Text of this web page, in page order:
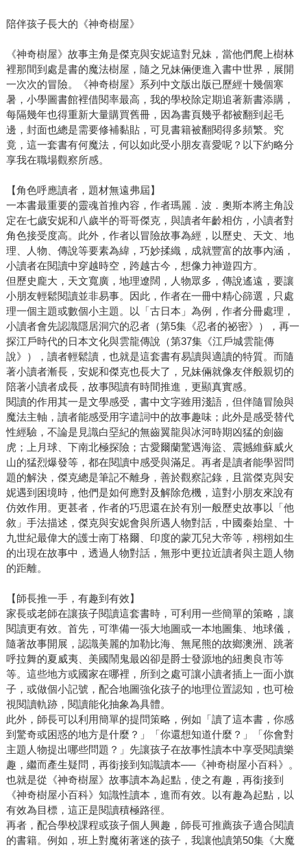
陪伴孩子長大的《神奇樹屋》
《神奇樹屋》故事主角是傑克與安妮這對兄妹，當他們爬上樹林
裡那間到處是書的魔法樹屋，隨之兄妹倆便進入書中世界，展開
一次次的冒險。《神奇樹屋》系列中文版出版已歷經十幾個寒
暑，小學圖書館裡借閱率最高，我的學校除定期追著新書添購，
每隔幾年也得重新大量購買舊冊，因為書頁幾乎都被翻到起毛
邊，封面也總是需要修補黏貼，可見書籍被翻閱得多頻繁。究
竟，這一套書有何魔法，何以如此受小朋友喜愛呢？以下約略分
享我在職場觀察所感。
【角色呼應讀者，題材無遠弗屆】
一本書最重要的靈魂首推內容，作者瑪麗．波．奧斯本將主角設
定在七歲安妮和八歲半的哥哥傑克，與讀者年齡相仿，小讀者對
角色接受度高。此外，作者以冒險故事為經，以歷史、天文、地
理、人物、傳說等要素為緯，巧妙揉織，成就豐富的故事內涵，
小讀者在閱讀中穿越時空，跨越古今，想像力神遊四方。
但歷史龐大，天文寬廣，地理遼闊，人物眾多，傳說遙遠，要讓
小朋友輕鬆閱讀並非易事。因此，作者在一冊中精心篩選，只處
理一個主題或數個小主題。以「古日本」為例，作者分冊處理，
小讀者會先認識隱居洞穴的忍者（第5集《忍者的祕密》），再一
探江戶時代的日本文化與雲龍傳說（第37集《江戶城雲龍傳
說》），讀者輕鬆讀，也就是這套書有易讀與適讀的特質。而隨
著小讀者漸長，安妮和傑克也長大了，兄妹倆就像友伴般親切的
陪著小讀者成長，故事閱讀有時間推進，更顯真實感。
閱讀的作用其一是文學感受，書中文字雖用淺語，但伴隨冒險與
魔法主軸，讀者能感受用字遣詞中的故事趣味；此外是感受替代
性經驗，不論是見識白堊紀的無齒翼龍與冰河時期凶猛的劍齒
虎；上月球、下南北極探險；古愛爾蘭驚遇海盜、震撼維蘇威火
山的猛烈爆發等，都在閱讀中感受與滿足。再者是讀者能學習問
題的解決，傑克總是筆記不離身，善於觀察記錄，且當傑克與安
妮遇到困境時，他們是如何應對及解除危機，這對小朋友來說有
仿效作用。更甚者，作者的巧思還在於有別一般歷史故事以「他
敘」手法描述，傑克與安妮會與所遇人物對話，中國秦始皇、十
九世紀最偉大的護士南丁格爾、印度的蒙兀兒大帝等，栩栩如生
的出現在故事中，透過人物對話，無形中更拉近讀者與主題人物
的距離。
【師長推一手，有趣到有效】
家長或老師在讓孩子閱讀這套書時，可利用一些簡單的策略，讓
閱讀更有效。首先，可準備一張大地圖或一本地圖集、地球儀，
隨著故事開展，認識美麗的加勒比海、無尾熊的故鄉澳洲、跳著
呼拉舞的夏威夷、美國鬧鬼最凶卻是爵士發源地的紐奧良市等
等。這些地方或國家在哪裡，所到之處可讓小讀者插上一面小旗
子，或做個小記號，配合地圖強化孩子的地理位置認知，也可檢
視閱讀軌跡，閱讀能化抽象為具體。
此外，師長可以利用簡單的提問策略，例如「讀了這本書，你感
到驚奇或困惑的地方是什麼？」「你還想知道什麼？」「你會對
主題人物提出哪些問題？」先讓孩子在故事性讀本中享受閱讀樂
趣，繼而產生疑問，再銜接到知識讀本──《神奇樹屋小百科》。
也就是從《神奇樹屋》故事讀本為起點，使之有趣，再銜接到
《神奇樹屋小百科》知識性讀本，進而有效。以有趣為起點，以
有效為目標，這正是閱讀積極路徑。
再者，配合學校課程或孩子個人興趣，師長可推薦孩子適合閱讀
的書籍。例如，班上對魔術著迷的孩子，我讓他讀第50集《大魔